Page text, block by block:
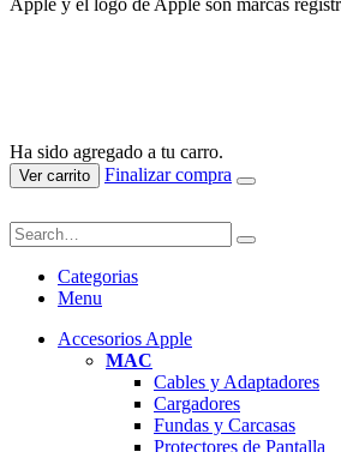
Apple y el logo de Apple son marcas
Ha sido agregado a tu carro.
Ver carrito Finalizar compra
Categorias
Menu
Accesorios Apple
MAC
Cables y Adaptadores
Cargadores
Fundas y Carcasas
Protectores de Pantalla